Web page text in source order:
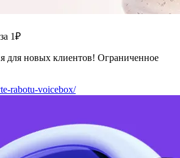
1₽
для новых клиентов! Ограниченное
rabotu-voicebox/